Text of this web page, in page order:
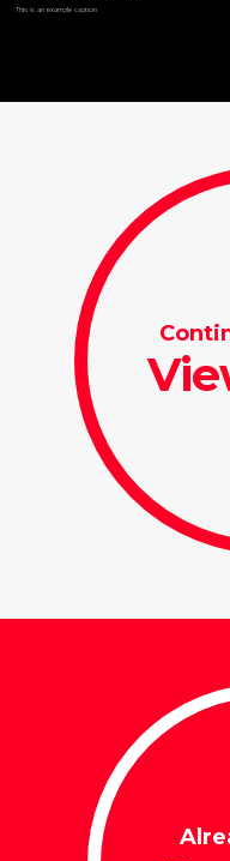
This is an example caption